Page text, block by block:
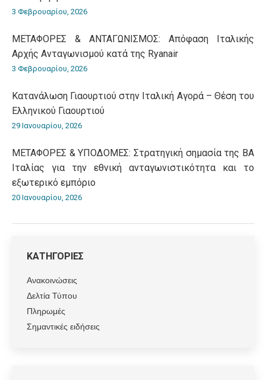
3 Φεβρουαρίου, 2026
ΜΕΤΑΦΟΡΕΣ & ΑΝΤΑΓΩΝΙΣΜΟΣ: Απόφαση Ιταλικής
Αρχής Ανταγωνισμού κατά της Ryanair
3 Φεβρουαρίου, 2026
Κατανάλωση Γιαουρτιού στην Ιταλική Αγορά – Θέση του
Ελληνικού Γιαουρτιού
29 Ιανουαρίου, 2026
ΜΕΤΑΦΟΡΕΣ & ΥΠΟΔΟΜΕΣ: Στρατηγική σημασία της ΒΑ
Ιταλίας για την εθνική ανταγωνιστικότητα και το
εξωτερικό εμπόριο
20 Ιανουαρίου, 2026
ΚΑΤΗΓΟΡΙΕΣ
Ανακοινώσεις
Δελτία Τύπου
Πληρωμές
Σημαντικές ειδήσεις